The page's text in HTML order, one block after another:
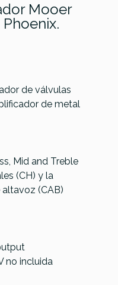
Mooer
de válvulas
de metal
Mid and Treble
(CH) y la
(CAB)
no incluida
JHS
Buffered
comparar